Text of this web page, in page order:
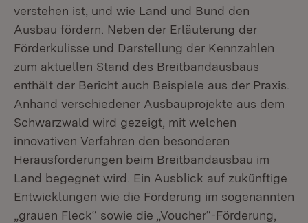
verstehen ist, und wie Land und Bund den
Ausbau fördern. Neben der Erläuterung der
Förderkulisse und Darstellung der Kennzahlen
zum aktuellen Stand des Breitbandausbaus
enthält der Bericht auch Beispiele aus der Praxis.
Anhand verschiedener Ausbauprojekte aus dem
Schwarzwald wird gezeigt, mit welchen
innovativen Verfahren den besonderen
Herausforderungen beim Breitbandausbau im
Land begegnet wird. Ein Ausblick auf zukünftige
Entwicklungen wie die Förderung im sogenannten
„grauen Fleck“ sowie die „Voucher“-Förderung,